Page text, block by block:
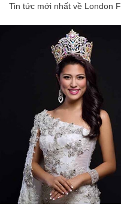
Tin tức mới nhất về London